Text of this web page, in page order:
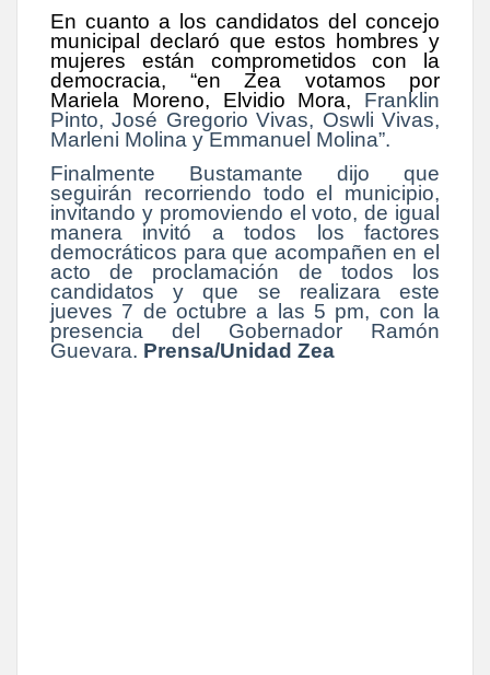
En cuanto a los candidatos del concejo
municipal declaró que estos hombres y
mujeres están comprometidos con la
democracia, “en Zea votamos por
Mariela Moreno, Elvidio Mora, Franklin
Pinto, José Gregorio Vivas, Oswli Vivas,
Marleni Molina y Emmanuel Molina”.
Finalmente Bustamante dijo que
seguirán recorriendo todo el municipio,
invitando y promoviendo el voto, de igual
manera invitó a todos los factores
democráticos para que acompañen en el
acto de proclamación de todos los
candidatos y que se realizara este
jueves 7 de octubre a las 5 pm, con la
presencia del Gobernador Ramón
Guevara. Prensa/Unidad Zea